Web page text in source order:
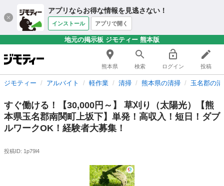
アプリならお得な情報を見逃さない！
インストール アプリで開く
地元の掲示板 ジモティー 熊本版
熊本県 検索 ログイン 投稿
ジモティー アルバイト 軽作業 清掃 熊本県の清掃 玉名郡の
すぐ働ける！【30,000円～】 草刈り（太陽光）【熊
本県玉名郡南関町上坂下】単発！高収入！短日！ダブ
ルワークOK！経験者大募集！
投稿ID: 1p79l4